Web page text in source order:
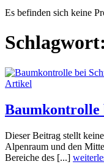
Es befinden sich keine
Schlagwort:
Artikel
Baumkontrolle
Dieser Beitrag stellt
Alpenraum und den
Bereiche des [...]